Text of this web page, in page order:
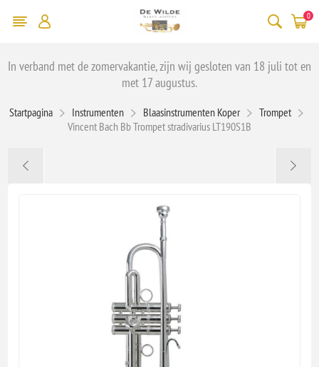
0
In verband met de zomervakantie, zijn wij gesloten van 18 juli tot en
met 17 augustus.
Startpagina Instrumenten Blaasinstrumenten Koper
Trompet
Vincent Bach Bb Trompet stradivarius LT190S1B